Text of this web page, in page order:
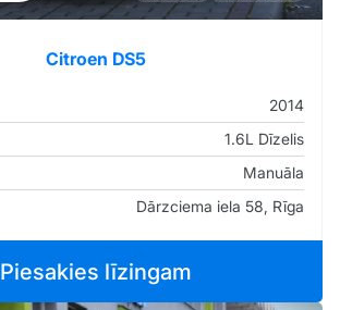
Citroen DS5
2014
1.6L Dīzelis
Manuāla
Dārzciema iela 58, Rīga
Piesakies līzingam